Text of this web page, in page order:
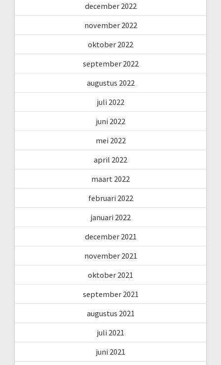
december 2022
november 2022
oktober 2022
september 2022
augustus 2022
juli 2022
juni 2022
mei 2022
april 2022
maart 2022
februari 2022
januari 2022
december 2021
november 2021
oktober 2021
september 2021
augustus 2021
juli 2021
juni 2021